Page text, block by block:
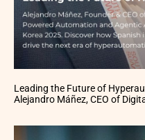
Leading the Future of
Alejandro Máñez, CEO of